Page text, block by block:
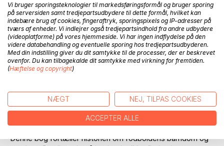
Fodbold er verdens mest populære sport. Millioner af
mennesker spiller selv fodbold. I skolen, hjemme i haven
eller i den lokale klub. Andre spiller fodbold-computerspil,
fx FIFA-serien, på deres PC eller Playstation. Og endnu
flere følger de store kampe på TV og kender alle de store
stjerner.
Anden Verdenskrig blev fodbold en virkelig
verdensomspændende sport. Fra 1958 (VM) og 1960 (OL)
blev det muligt for almindelige mennesker at følge de store
turneringer på TV.
Denne bog fortæller historien om fodboldens barndom og
Vi bruger sporingsteknologier til markedsføringsformål og bruger sporing
på serversiden samt tredjepartsudbydere til dette formål, hvilket kan
indebære brug af cookies, fingeraftryk, sporingspixels og IP-adresser på
tværs af enheder. Vi indlejrer også tredjepartsindhold fra andre udbydere
(videoplatforme) på vores hjemmeside. Vi har ingen indflydelse på den
videre databehandling og eventuelle sporing hos tredjepartsudbyderen.
Med din indstilling giver du dit samtykke til de processer, der er beskrevet
ovenfor. Du kan tilbagekalde dit samtykke med virkning for fremtiden.
(Hæftelse og copyright)
NÆGT NEJ, TILPAS COOKIES
ACCEPTER ALLE